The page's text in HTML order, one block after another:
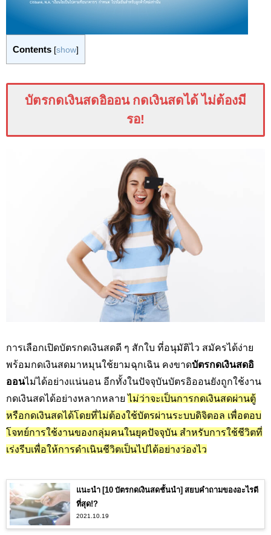
Contents [show]
บัตรกดเงินสดอิออน กดเงินสดได้ ไม่ต้องมี
รอ!
การเลือกเปิดบัตรกดเงินสดดี ๆ สักใบ ที่อนุมัติไว สมัครได้ง่าย
พร้อมกดเงินสดมาหมุนใช้ยามฉุกเฉิน คงขาดบัตรกดเงินสดอิ
ออนไม่ได้อย่างแน่นอน อีกทั้งในปัจจุบันบัตรอิออนยังถูกใช้งาน
กดเงินสดได้อย่างหลากหลายไม่ว่าจะเป็นการกดเงินสดผ่านตู้
หรือกดเงินสดได้โดยที่ไม่ต้องใช้บัตรผ่านระบบดิจิตอล เพื่อตอบ
โจทย์การใช้งานของกลุ่มคนในยุคปัจจุบัน สำหรับการใช้ชีวิตที่
เร่งรีบเพื่อให้การดำเนินชีวิตเป็นไปได้อย่างว่องไว
แนะนำ [10 บัตรกดเงินสดชั้นนำ] สยบคำถามของอะไรดี
ที่สุด!?
2021.10.19